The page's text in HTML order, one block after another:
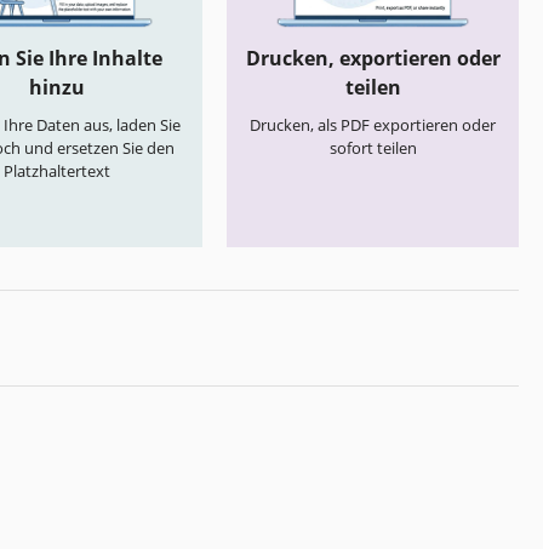
Sie Ihre Inhalte
hinzu
Ihre Daten aus, laden Sie
und ersetzen Sie den
Platzhaltertext
Drucken, exportieren oder
teilen
Drucken, als PDF exportieren oder
sofort teilen